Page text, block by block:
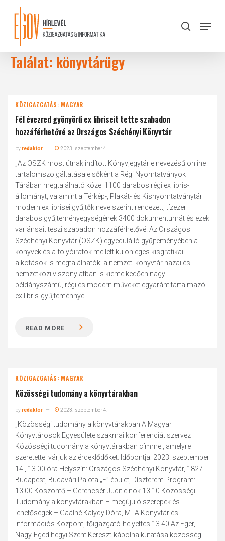
content
search
Menu
Találat: könyvtárügy
KÖZIGAZGATÁS: MAGYAR
Fél évezred gyönyörű ex libriseit tette szabadon
hozzáférhetővé az Országos Széchényi Könyvtár
byredaktor 2023. szeptember 4.
„Az OSZK most útnak indított Könyvjegytár elnevezésű online
tartalomszolgáltatása elsőként a Régi Nyomtatványok
Tárában megtalálható közel 1100 darabos régi ex libris-
állományt, valamint a Térkép-, Plakát- és Kisnyomtatványtár
modern ex librisei gyűjtők neve szerint rendezett, tízezer
darabos gyűjteményegységének 3400 dokumentumát és ezek
variánsait teszi szabadon hozzáférhetővé. Az Országos
Széchényi Könyvtár (OSZK) egyedülálló gyűjteményében a
könyvek és a folyóiratok mellett különleges kisgrafikai
alkotások is megtalálhatók: a nemzeti könyvtár hazai és
nemzetközi viszonylatban is kiemelkedően nagy
példányszámú, régi és modern műveket egyaránt tartalmazó
ex libris-gyűjteménnyel...
READ MORE
KÖZIGAZGATÁS: MAGYAR
Közösségi tudomány a könyvtárakban
byredaktor 2023. szeptember 4.
„Közösségi tudomány a könyvtárakban A Magyar
Könyvtárosok Egyesülete szakmai konferenciát szervez
Közösségi tudomány a könyvtárakban címmel, amelyre
szeretettel várjuk az érdeklődőket. Időpontja: 2023. szeptember
14., 13.00 óra Helyszín: Országos Széchényi Könyvtár, 1827
Budapest, Budavári Palota „F” épület, Díszterem Program:
13.00 Köszöntő – Gerencsér Judit elnök 13.10 Közösségi
Tudomány a könyvtárakban – megújuló szerepek és
lehetőségek – Gaálné Kalydy Dóra, MTA Könyvtár és
Információs Központ, főigazgató-helyettes 13.40 Az Eger,
Nagy-Eged hegyi Szent Kereszt-kápolna kutatása közösségi
Close